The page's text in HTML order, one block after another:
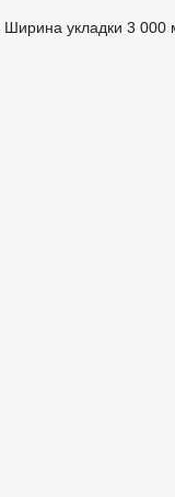
Ширина укладки 3 000